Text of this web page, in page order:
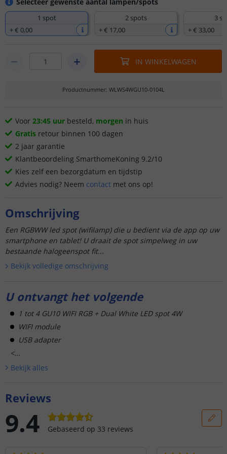
1 spot
+€ 0,00
2 spots
+€ 17,00
3
+€ 33,00
IN WINKELWAGEN
Productnummer: WLWS4WGU10-0104L
Voor 23:45 uur besteld, morgen in huis
Gratis retour binnen 100 dagen
2 jaar garantie
Klantbeoordeling SmarthomeKoning 9.2/10
Kies zelf een bezorgdatum en tijdstip
Advies nodig? Neem contact met ons op!
Omschrijving
Een RGBWW led spot (wifilamp) die u bedient via de app op uw
smartphone en tablet! U draait de spot simpelweg in uw
bestaande halogeenspot fit...
Bekijk volledige omschrijving
U ontvangt het volgende
1 tot 4 GU10 WIFI RGB + Dual White LED spot 4W
WIFI module
USB adapter
<...
Bekijk alles
Reviews
9.4 Gebaseerd op 33 reviews